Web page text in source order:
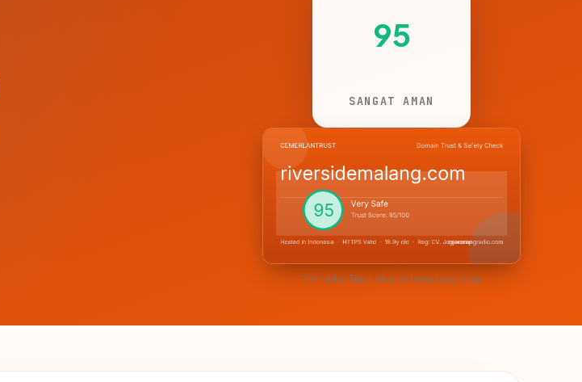
95
SANGAT AMAN
CemerlanTrust · riversidemalang.com